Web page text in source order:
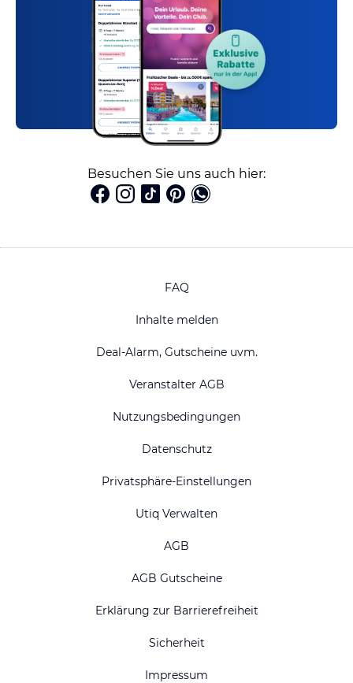
Besuchen Sie uns auch hier:
FAQ
Inhalte melden
Deal-Alarm, Gutscheine uvm.
Veranstalter AGB
Nutzungsbedingungen
Datenschutz
Privatsphäre-Einstellungen
Utiq Verwalten
AGB
AGB Gutscheine
Erklärung zur Barrierefreiheit
Sicherheit
Impressum